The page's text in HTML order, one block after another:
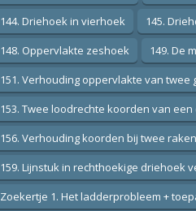
144. Driehoek in vierhoek
145.
148. Oppervlakte zeshoek
149. De
151. Verhouding oppervlakte van twee
153. Twee loodrechte koorden van een
156. Verhouding koorden bij twee
159. Lijnstuk in rechthoekige driehoek
Zoekertje 1. Het ladderprobleem +